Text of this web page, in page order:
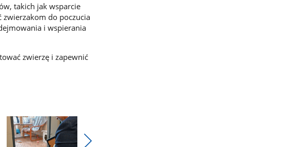
takich jak wsparcie
do poczucia
i wspierania
zwierzę i zapewnić